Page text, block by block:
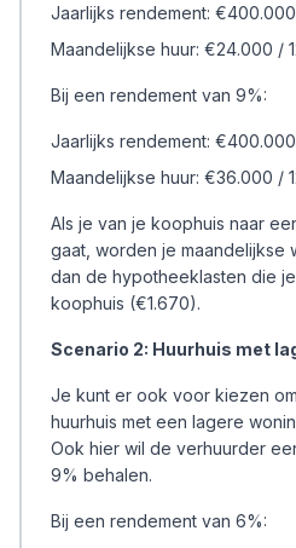
Jaarlijks rendement:
Maandelijkse huur: €24.000 /
Bij een rendement van 9%:
Jaarlijks rendement:
Maandelijkse huur: €36.000 /
Als je van je koophuis naar
gaat, worden je maandelijkse
dan de hypotheeklasten die
koophuis (€1.670).
Scenario 2: Huurhuis met
Je kunt er ook voor kiezen
huurhuis met een lagere
Ook hier wil de verhuurder
9% behalen.
Bij een rendement van 6%: